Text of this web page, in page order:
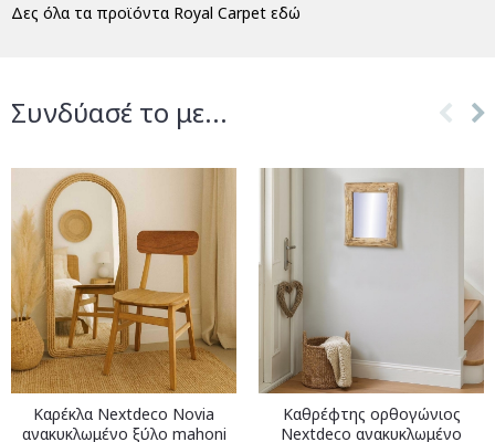
Δες όλα τα προϊόντα Royal Carpet εδώ
Συνδύασέ το με...
Καρέκλα Nextdeco Novia
ανακυκλωμένο ξύλο mahoni
Καθρέφτης ορθογώνιος
Nextdeco ανακυκλωμένο